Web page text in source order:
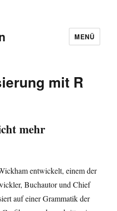
MENÜ
mit R
mehr
entwickelt, einem der
Buchautor und Chief
auf einer Grammatik der